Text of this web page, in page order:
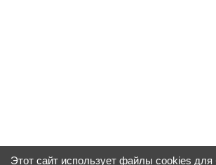
Этот сайт использует файлы cookies